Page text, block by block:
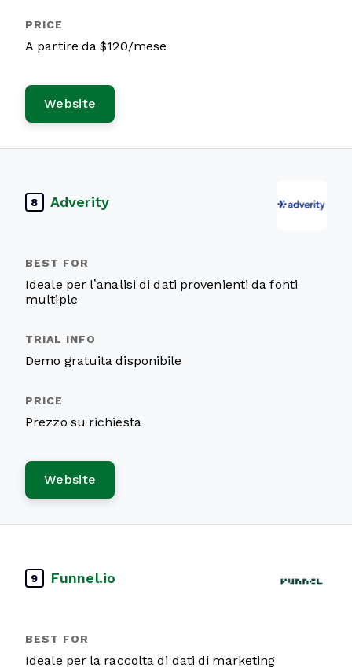
A partire da $120/mese
Website
8 Adverity
Ideale per l’analisi di dati provenienti da fonti
multiple
Demo gratuita disponibile
Prezzo su richiesta
Website
9 Funnel.io
Ideale per la raccolta di dati di marketing